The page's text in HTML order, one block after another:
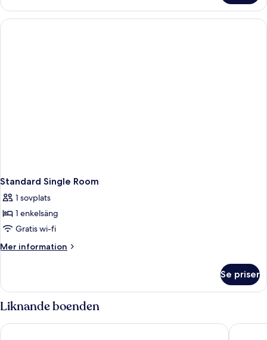
Room
With
Double
Standard Single Room
1 sovplats
1 enkelsäng
Gratis wi-fi
Mer information
Mer
Single
Room
Se priser
Liknande boenden
a&o London Docklands Riverside Citi